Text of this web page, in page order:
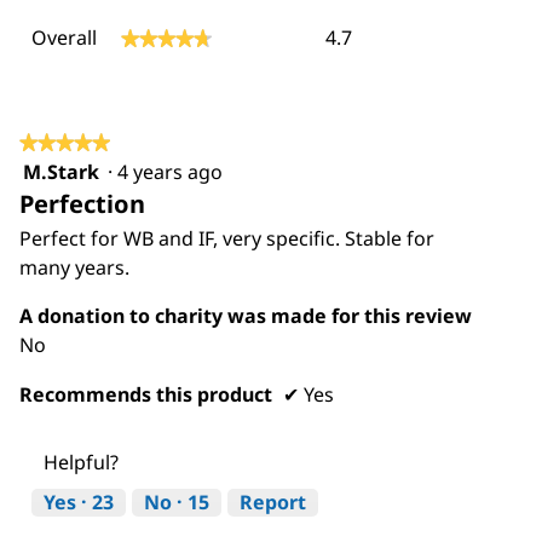
Overall
★★★★★
★★★★★ 4.7
★★★★★
★★★★★
5
out
M.Stark · 4 years ago
Perfection
Perfect for WB and IF, very specific. Stable for
many years.
A donation to charity was made for this review
No
Recommends this product ✔ Yes
Helpful?
Yes · 23 No · 15 Report